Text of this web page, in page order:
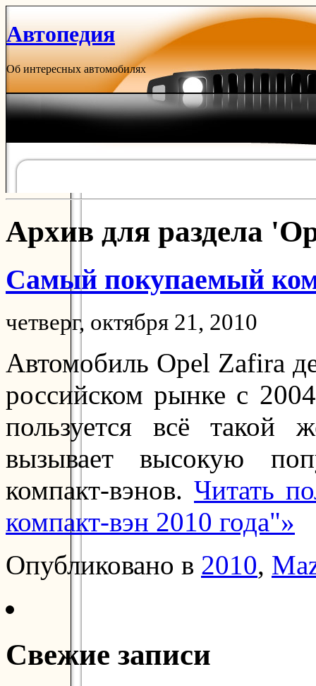
Автопедия
Об интересных автомобилях
Архив для раздела
Самый покупаемый
четверг, октября 21, 2010
Автомобиль Opel Zafira
российском рынке с
пользуется всё такой
вызывает высокую
компакт-вэнов. Читать
компакт-вэн 2010 года"»
Опубликовано в 2010,
Свежие записи